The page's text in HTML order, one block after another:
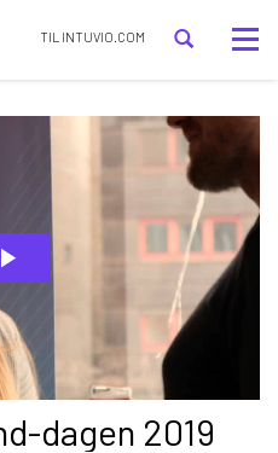
TIL INTUVIO.COM
dagen 2019